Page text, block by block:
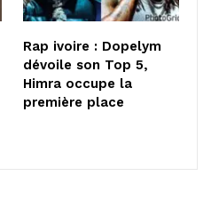
Rap ivoire : Dopelym
dévoile son Top 5,
Himra occupe la
première place